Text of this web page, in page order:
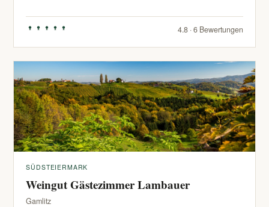
4.8 · 6 Bewertungen
SÜDSTEIERMARK
Weingut Gästezimmer Lambauer
Gamlitz